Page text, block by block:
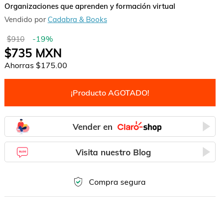
Organizaciones que aprenden y formación virtual
Vendido por Cadabra & Books
$910 -19%
$735MXN
Ahorras $175.00
¡Producto AGOTADO!
Vender en
Visita nuestro Blog
Compra segura